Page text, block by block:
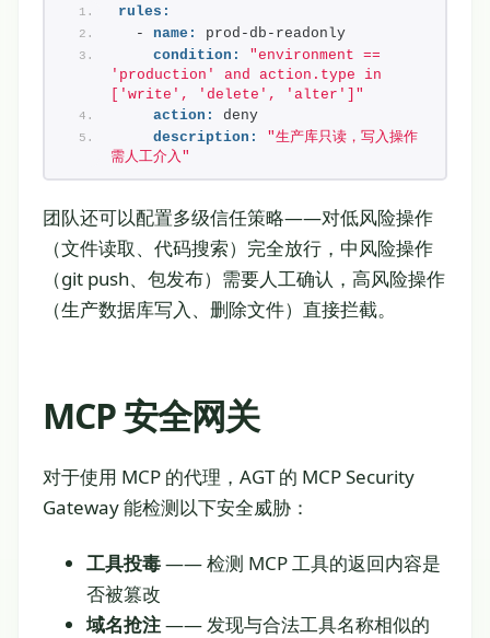
rules:
  -
name:
prod-db-readonly
condition:
"environment ==
'production' and action.type in
['write', 'delete', 'alter']"
action:
deny
description:
"生产库只读，写入操作
需人工介入"
团队还可以配置多级信任策略——对低风险操作
（文件读取、代码搜索）完全放行，中风险操作
（git push、包发布）需要人工确认，高风险操作
（生产数据库写入、删除文件）直接拦截。
MCP 安全网关
对于使用 MCP 的代理，AGT 的 MCP Security
Gateway 能检测以下安全威胁：
工具投毒—— 检测 MCP 工具的返回内容是
否被篡改
域名抢注—— 发现与合法工具名称相似的